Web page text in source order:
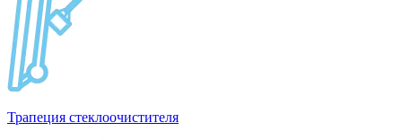
Трапеция стеклоочистителя